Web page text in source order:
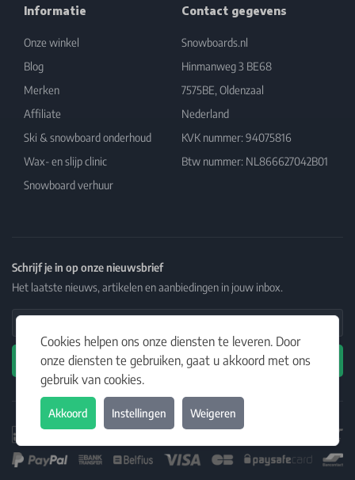
Cookies helpen ons onze diensten te leveren. Door
onze diensten te gebruiken, gaat u akkoord met ons
gebruik van cookies.
Akkoord Instellingen Weigeren
Informatie
Onze winkel
Blog
Merken
Affiliate
Ski & snowboard onderhoud
Wax- en slijp clinic
Snowboard verhuur
Contact gegevens
Snowboards.nl
Hinmanweg 3 BE68
7575BE, Oldenzaal
Nederland
KVK nummer: 94075816
Btw nummer: NL866627042B01
Schrijf je in op onze nieuwsbrief
Het laatste nieuws, artikelen en aanbiedingen in jouw inbox.
Email Address
Abonneren